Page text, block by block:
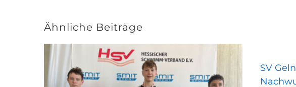
Ähnliche Beiträge
SV